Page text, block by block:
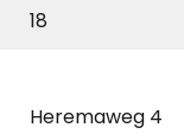
18
Heremaweg 4